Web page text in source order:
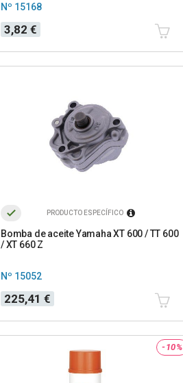
Nº 15168
Precio
3,82 €
PRODUCTO ESPECÍFICO
Bomba de aceite Yamaha XT 600 / TT 600
/ XT 660 Z
Nº 15052
Precio
225,41 €
-10%